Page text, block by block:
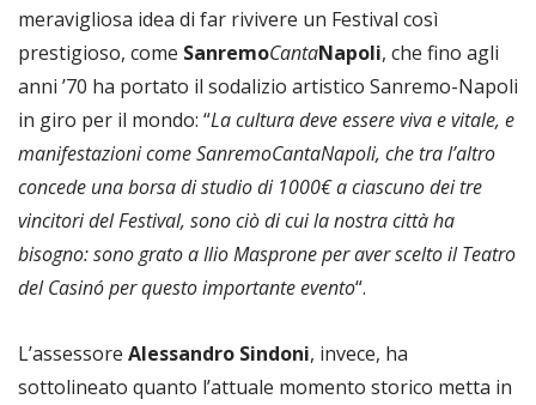
meravigliosa idea di far rivivere un Festival così
prestigioso, come SanremoCantaNapoli, che fino agli
anni ’70 ha portato il sodalizio artistico Sanremo-Napoli
in giro per il mondo: “La cultura deve essere viva e vitale, e
manifestazioni come SanremoCantaNapoli, che tra l’altro
concede una borsa di studio di 1000€ a ciascuno dei tre
vincitori del Festival, sono ciò di cui la nostra città ha
bisogno: sono grato a Ilio Masprone per aver scelto il Teatro
del Casinó per questo importante evento“.
L’assessore Alessandro Sindoni, invece, ha
sottolineato quanto l’attuale momento storico metta in